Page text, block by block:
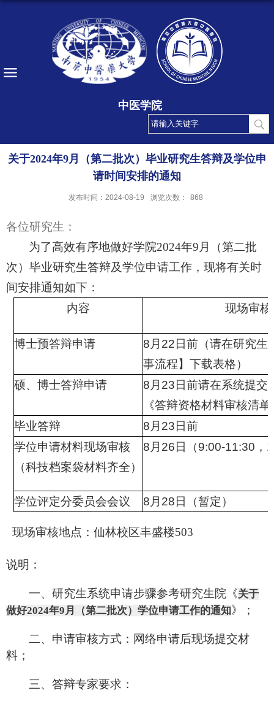
中医学院
关于2024年9月（第二批次）毕业研究生答辩及学位申
请时间安排的通知
发布时间：2024-08-19 浏览次数： 868
各位研究生：
为了高效有序地做好学院2024年9月（第二批
次）毕业研究生答辩及学位申请工作，现将有关时
间安排通知如下：
内容
现场审核
博士预答辩申请 8 月 22 日前（请在研究生
事流程】 下载表格）
硕、博士答辩申请
8 月 23 日前请在系统提交
《答辩资格材料审核清
毕业答辩
8 月 23 日前
学位申请材料现场审核
（科技档案袋材料齐全）
8月26日（9:00-11:30，
学位评定分委员会会议 8 月 28 日（暂定）
现场审核地点：仙林校区丰盛楼503
说明：
一、 研究生系统申请步骤参考研究生院《关于
做好2024年9月（第二批次）学位申请工作的通知》；
二、申请审核方式：网络申请后现场提交材
料；
三、答辩专家要求：